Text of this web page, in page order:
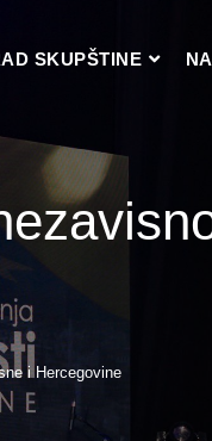
SKUPŠTINE
i Hercegovine